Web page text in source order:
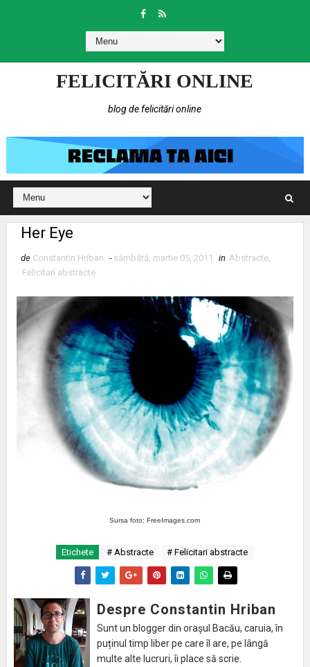
FELICITĂRI ONLINE
blog de felicitări online
Her Eye
de Constantin Hriban - sâmbătă, martie 05, 2011 in Abstracte,
Felicitari abstracte
Sursa foto: FreeImages.com
Etichete # Abstracte # Felicitari abstracte
Despre Constantin Hriban
Sunt un blogger din orașul Bacău, caruia, în
puținul timp liber pe care îl are, pe lângă
multe alte lucruri, îi place să scrie.